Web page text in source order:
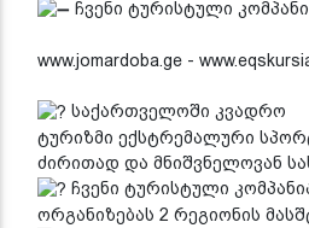
ჩვენი ტურისტული
www.jomardoba.ge -
საქართველოში კვადრო
ტურიზმი ექსტრემალური
ძირითად და მნიშვნელოვან
ჩვენი ტურისტული
ორგანიზებას 2 რეგიონის